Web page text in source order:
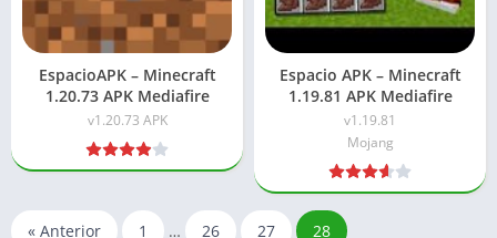
EspacioAPK – Minecraft
1.20.73 APK Mediafire
v1.20.73 APK
Espacio APK – Minecraft
1.19.81 APK Mediafire
v1.19.81
Mojang
« Anterior 1 … 26 27 28